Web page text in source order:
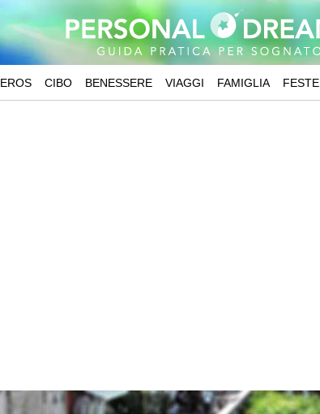
EROS CIBO BENESSERE VIAGGI FAMIGLIA FESTE